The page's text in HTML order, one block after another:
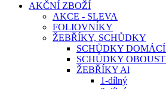
AKČNÍ ZBOŽÍ
AKCE - SLEVA
FOLIOVNÍKY
ŽEBŘÍKY, SCHŮDKY
SCHŮDKY
SCHŮDKY
ŽEBŘÍKY Al
1-dílný